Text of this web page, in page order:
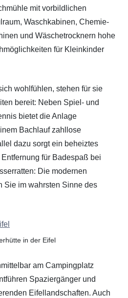
mit vorbildlichen
Waschkabinen, Chemie-
und Wäschetrocknern hohe
für Kleinkinder
wohlfühlen, stehen für sie
bereit: Neben Spiel- und
bietet die Anlage
Bachlauf zahllose
dazu sorgt ein beheiztes
für Badespaß bei
Die modernen
Sie im wahrsten Sinne des
in der Eifel
am Campingplatz
Spaziergänger und
Eifellandschaften. Auch